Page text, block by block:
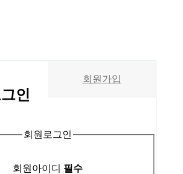
인
회원가입
회원로그인
회원아이디 필수